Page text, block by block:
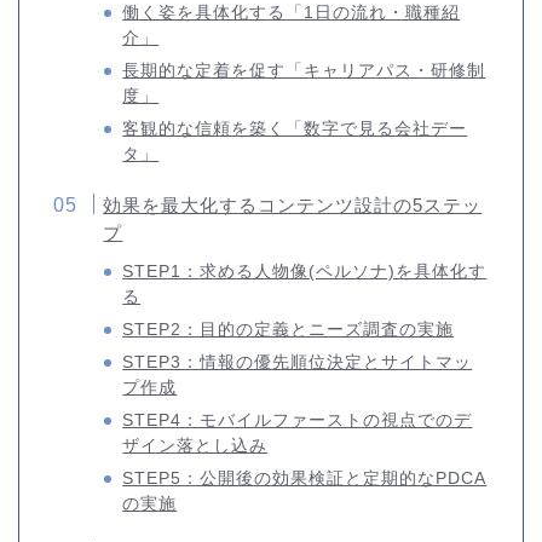
働く姿を具体化する「1日の流れ・職種紹
介」
長期的な定着を促す「キャリアパス・研修制
度」
客観的な信頼を築く「数字で見る会社デー
タ」
効果を最大化するコンテンツ設計の5ステッ
プ
STEP1：求める人物像(ペルソナ)を具体化す
る
STEP2：目的の定義とニーズ調査の実施
STEP3：情報の優先順位決定とサイトマッ
プ作成
STEP4：モバイルファーストの視点でのデ
ザイン落とし込み
STEP5：公開後の効果検証と定期的なPDCA
の実施